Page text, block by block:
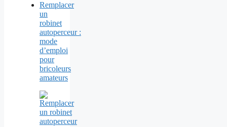
Remplacer
un
robinet
autoperceur :
mode
d’emploi
pour
bricoleurs
amateurs